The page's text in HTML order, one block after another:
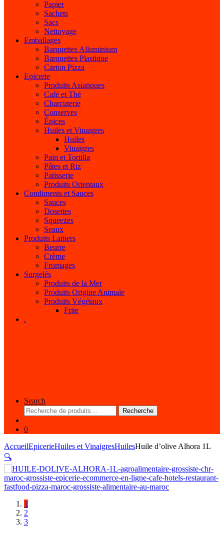
Papier
Sachets
Sacs
Nettoyage
Emballages
Barquettes Alluminium
Barquettes Plastique
Carton Pizza
Epicerie
Produits Asiatiques
Café et Thé
Charcuterie
Conserves
Épices
Huiles et Vinaigres
Huiles
Vinaigres
Pain et Tortilla
Pâtes et Riz
Patisserie
Produits Orientaux
Condiments et Sauces
Sauces
Dosettes
Squeezes
Seaux
Produits Laitiers
Beurre
Crème
Fromages
Surgelés
Produits de la Mer
Produits Origine Animale
Produits Végétaux
Frite
.
Search
Recherche
pour :
Recherche
0
AccueilEpicerieHuiles et VinaigresHuilesHuile d’olive Alhora 1L
🔍
1
2
3